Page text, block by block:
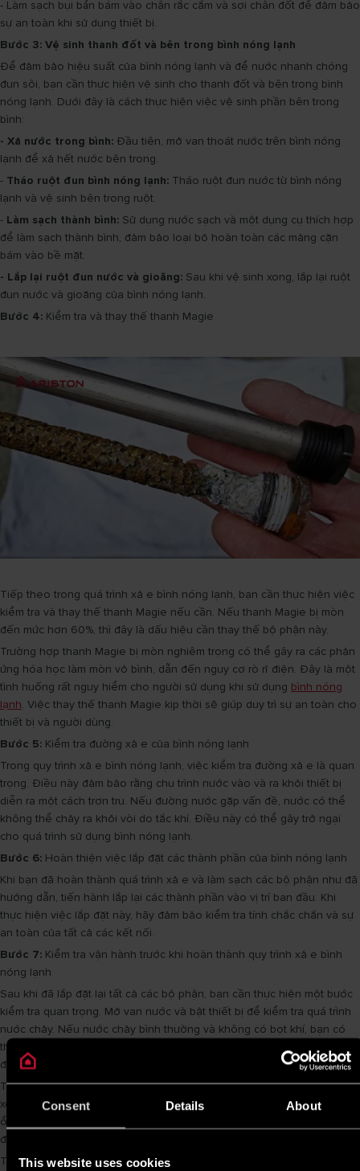
Consent Details About
This website uses cookies
- Làm sạch bụi bẩn bám vào chân rắc cắm và sợi chân đốt để đảm bảo
sự an toàn khi sử dụng thiết bị.
Bước 3: Vệ sinh thanh đốt và bên trong bình nóng lạnh
Để đảm bảo hiệu suất của bình nóng lạnh và để nước nhanh chóng
đun sôi, bạn cần thực hiện vệ sinh cho thanh đốt và bên trong bình
nóng lạnh. Dưới đây là cách thực hiện việc vệ sinh phần bên trong
bình:
- Xả nước trong bình: Đầu tiên, mở van thoát nước trên bình nóng
lạnh để xả hết nước bên trong.
- Tháo ruột đun bình nóng lạnh: Tháo ruột đun nước từ bình nóng
lạnh và vệ sinh bên trong ruột.
- Làm sạch thành bình: Sử dụng nước sạch và một dụng cụ thích hợp
để làm sạch thành bình, đảm bảo loại bỏ hoàn toàn các mảng cặn
bám vào bề mặt.
- Lắp lại ruột đun nước và gioăng: Sau khi vệ sinh xong, lắp lại ruột
đun nước và gioăng của bình nóng lạnh.
Bước 4: Kiểm tra và thay thế thanh Magie
Tiếp theo trong quá trình xả e bình nóng lạnh, bạn cần thực hiện việc
kiểm tra và thay thế thanh Magie nếu cần. Nếu thanh Magie bị mòn
đến mức hơn 60%, thì đây là dấu hiệu cần thay thế bộ phận này.
Trường hợp thanh Magie bị mòn nghiêm trọng có thể gây ra các phản
ứng hóa học làm mòn vỏ bình, dẫn đến nguy cơ rò rỉ điện. Đây là một
tình huống rất nguy hiểm cho người sử dụng khi sử dụng bình nóng
lạnh. Việc thay thế thanh Magie kịp thời sẽ giúp duy trì sự an toàn cho
thiết bị và người dùng.
Bước 5: Kiểm tra đường xả e của bình nóng lạnh
Trong quy trình xả e bình nóng lạnh, việc kiểm tra đường xả e là quan
trọng. Điều này đảm bảo rằng chu trình nước vào và ra khỏi thiết bị
diễn ra một cách trơn tru. Nếu đường nước gặp vấn đề, nước có thể
không thể chảy ra khỏi vòi do tắc khí. Điều này có thể gây trở ngại
cho quá trình sử dụng bình nóng lạnh.
Bước 6: Hoàn thiện việc lắp đặt các thành phần của bình nóng lạnh
Khi bạn đã hoàn thành quá trình xả e và làm sạch các bộ phận như đã
hướng dẫn, tiến hành lắp lại các thành phần vào vị trí ban đầu. Khi
thực hiện việc lắp đặt này, hãy đảm bảo kiểm tra tính chắc chắn và sự
an toàn của tất cả các kết nối.
Bước 7: Kiểm tra vận hành trước khi hoàn thành quy trình xả e bình
nóng lạnh
Sau khi đã lắp đặt lại tất cả các bộ phận, bạn cần thực hiện một bước
kiểm tra quan trọng. Mở van nước và bật thiết bị để kiểm tra quá trình
nước chảy. Nếu nước chảy bình thường và không có bọt khí, bạn có
thể tiến hành đóng van nước nóng và kết nối điện cho thiết bị hoạt
động lại.
Tiếp theo, chờ đợi cho thiết bị hoạt động một thời gian để kiểm tra
xem nhiệt độ của nước đã đạt mức yêu cầu hay chưa. Nếu nhiệt độ đủ
ổn định và đúng mức thì quá trình xả e và
đã hoàn tất.
Trong quá trình thực hiện nên tuân thủ các hướng dẫn an toàn và tiến